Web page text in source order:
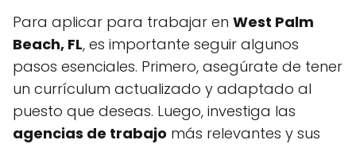
Para aplicar para trabajar en West Palm
Beach, FL, es importante seguir algunos
pasos esenciales. Primero, asegúrate de tener
un currículum actualizado y adaptado al
puesto que deseas. Luego, investiga las
agencias de trabajo más relevantes y sus